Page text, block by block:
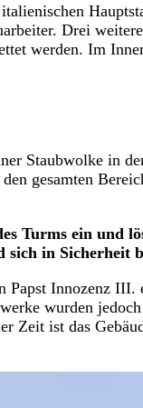
Drei
werden. Im
Staubwolke in
gesamten
Turms ein und
in Sicherheit
Papst Innozenz
wurden
Zeit ist das